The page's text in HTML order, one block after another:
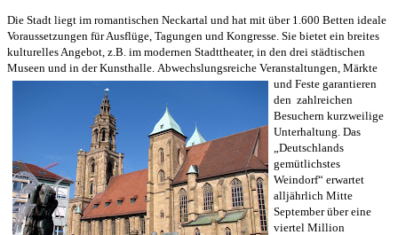
Die Stadt liegt im romantischen Neckartal und hat mit über 1.600 Betten ideale
Voraussetzungen für Ausflüge, Tagungen und Kongresse. Sie bietet ein breites
kulturelles Angebot, z.B. im modernen Stadttheater, in den drei städtischen
Museen und in der Kunsthalle. Abwechslungsreiche Veranstaltungen, Märkte
und Feste garantieren
den zahlreichen
Besuchern kurzweilige
Unterhaltung. Das
„Deutschlands
gemütlichstes
Weindorf“ erwartet
alljährlich Mitte
September über eine
viertel Million